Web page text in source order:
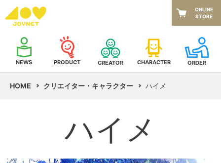
NEWS PRODUCT CREATOR CHARACTER ORDER
ONLINE
STORE
HOME クリエイター・キャラクター ハイメ
ハイメ